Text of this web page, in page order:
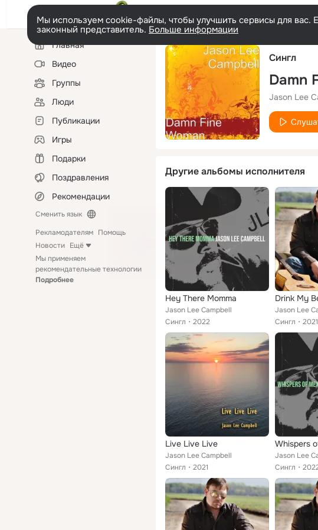
Мы используем cookie-файлы, чтобы улучшить сервисы для вас.
законный представитель. Больше информации
Левая
колонкаГлавная
Видео
Группы
Люди
Публикации
Игры
Подарки
Поздравления
Рекомендации
Сменить язык
Рекламодателям Помощь
Новости Ещё
Мы применяем
рекомендательные технологии
Подробнее
Сингл
Damn
Jason Lee
Другие альбомы исполнителя
Hey There Momma
Jason Lee Campbell
Сингл
2022
Drink My
Jason Lee
Сингл
2021
Live Live Live
Jason Lee Campbell
Сингл
2021
Whispers
Jason Lee
Сингл